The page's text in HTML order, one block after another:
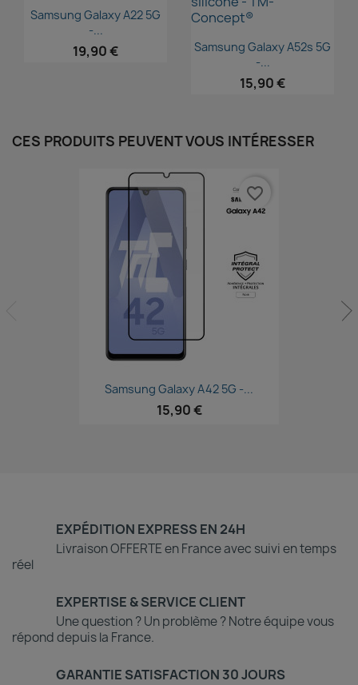
Aperçu rapide
Samsung Galaxy A22 5G
-...
19,90 € Aperçu rapide
Samsung Galaxy A52s 5G
-...
15,90 €
CES PRODUITS PEUVENT VOUS INTÉRESSER
Aperçu rapide
Samsung Galaxy A42 5G -...
15,90 €
favorite_border
EXPÉDITION EXPRESS EN 24H
Livraison OFFERTE en France avec suivi en temps
réel
EXPERTISE & SERVICE CLIENT
Une question ? Un problème ? Notre équipe vous
répond depuis la France.
GARANTIE SATISFACTION 30 JOURS